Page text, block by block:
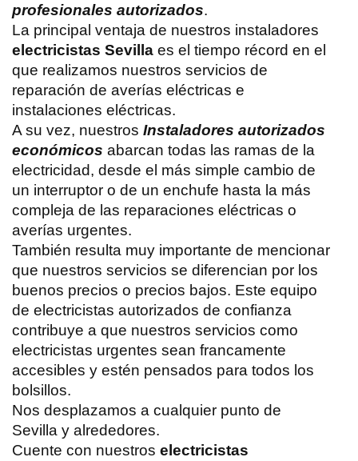
profesionales autorizados.
La principal ventaja de nuestros instaladores
electricistas Sevilla es el tiempo récord en el
que realizamos nuestros servicios de
reparación de averías eléctricas e
instalaciones eléctricas.
A su vez, nuestros Instaladores autorizados
económicos abarcan todas las ramas de la
electricidad, desde el más simple cambio de
un interruptor o de un enchufe hasta la más
compleja de las reparaciones eléctricas o
averías urgentes.
También resulta muy importante de mencionar
que nuestros servicios se diferencian por los
buenos precios o precios bajos. Este equipo
de electricistas autorizados de confianza
contribuye a que nuestros servicios como
electricistas urgentes sean francamente
accesibles y estén pensados para todos los
bolsillos.
Nos desplazamos a cualquier punto de
Sevilla y alrededores.
Cuente con nuestros electricistas